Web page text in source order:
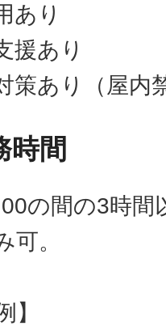
あり
援あり
策あり（屋内
時間
の間の3時間
可。
】